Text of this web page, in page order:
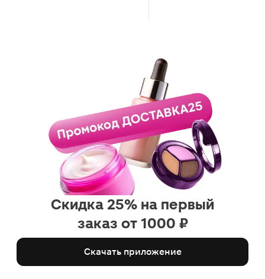
Скидка 25% на первый
заказ от 1000 ₽
Скачать приложение